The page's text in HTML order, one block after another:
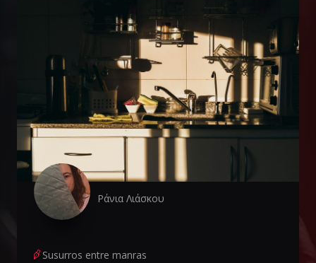
Ράνια Λιάσκου
Susurros entre manras